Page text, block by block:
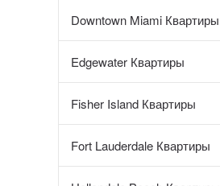
Downtown Miami Квартиры
Edgewater Квартиры
Fisher Island Квартиры
Fort Lauderdale Квартиры